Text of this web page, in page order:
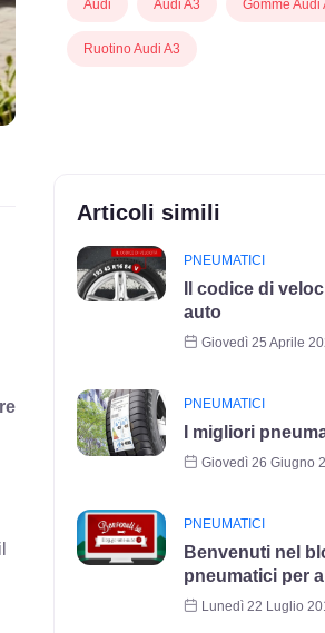
Audi Audi A3 Gomme Audi
Ruotino Audi A3
Articoli simili
PNEUMATICI
Il codice di
auto
Giovedì 25 Aprile
PNEUMATICI
I migliori
Giovedì 26 Giugno
PNEUMATICI
Benvenuti nel
pneumatici per
Lunedì 22 Luglio